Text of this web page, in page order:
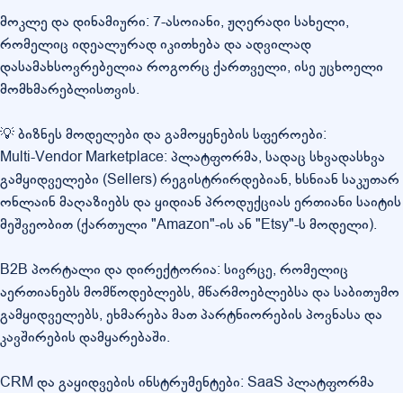
მოკლე და დინამიური: 7-ასოიანი, ჟღერადი სახელი,
რომელიც იდეალურად იკითხება და ადვილად
დასამახსოვრებელია როგორც ქართველი, ისე უცხოელი
მომხმარებლისთვის.
💡 ბიზნეს მოდელები და გამოყენების სფეროები:
Multi-Vendor Marketplace: პლატფორმა, სადაც სხვადასხვა
გამყიდველები (Sellers) რეგისტრირდებიან, ხსნიან საკუთარ
ონლაინ მაღაზიებს და ყიდიან პროდუქციას ერთიანი საიტის
მეშვეობით (ქართული "Amazon"-ის ან "Etsy"-ს მოდელი).
B2B პორტალი და დირექტორია: სივრცე, რომელიც
აერთიანებს მომწოდებლებს, მწარმოებლებსა და საბითუმო
გამყიდველებს, ეხმარება მათ პარტნიორების პოვნასა და
კავშირების დამყარებაში.
CRM და გაყიდვების ინსტრუმენტები: SaaS პლატფორმა